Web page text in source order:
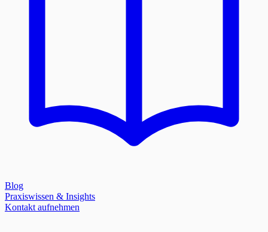
Blog
Praxiswissen & Insights
Kontakt aufnehmen